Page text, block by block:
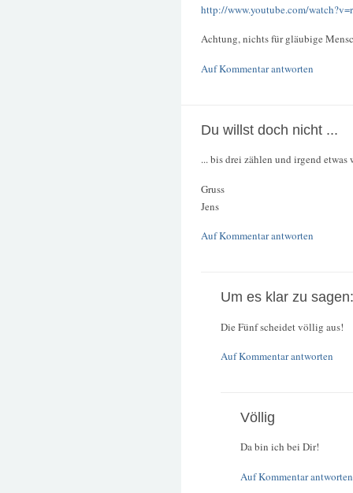
http://www.youtube.com/
Achtung, nichts für gläubige
Auf Kommentar antworten
Du willst doch nicht ...
... bis drei zählen und irgend
Gruss
Jens
Auf Kommentar antworten
Um es klar zu sagen:
Die Fünf scheidet völlig aus!
Auf Kommentar antworten
Völlig
Da bin ich bei Dir!
Auf Kommentar antworten